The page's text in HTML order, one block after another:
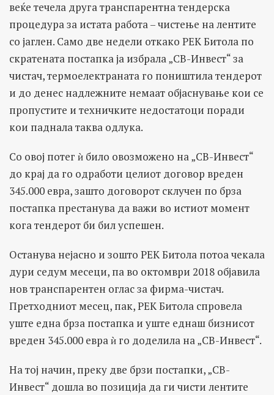
веќе течела друга транспарентна тендерска
процедура за истата работа – чистење на лентите
со јаглен. Само две недели откако РЕК Битола по
скратената постапка ја избрала „СВ-Инвест“ за
чистач, термоелектраната го поништила тендерот
и до денес надлежните немаат објаснување кои се
пропустите и техничките недостатоци поради
кои паднала таква одлука.
Со овој потег ѝ било овозможено на „СВ-Инвест“
до крај да го одработи целиот договор вреден
345.000 евра, зашто договорот склучен по брза
постапка престанува да важи во истиот момент
кога тендерот би бил успешен.
Останува нејасно и зошто РЕК Битола потоа чекала
дури седум месеци, па во октомври 2018 објавила
нов транспарентен оглас за фирма-чистач.
Претходниот месец, пак, РЕК Битола спровела
уште една брза постапка и уште еднаш бизнисот
вреден 345.000 евра ѝ го доделила на „СВ-Инвест“.
На тој начин, преку две брзи постапки, „СВ-
Инвест“ дошла во позиција да ги чисти лентите